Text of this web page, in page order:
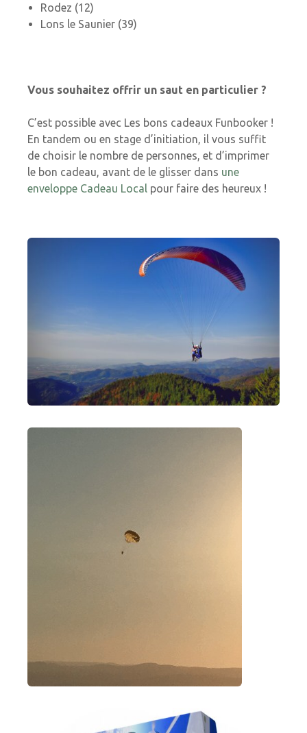
Rodez (12)
Lons le Saunier (39)
Vous souhaitez offrir un saut en particulier ?
C’est possible avec Les bons cadeaux Funbooker !
En tandem ou en stage d’initiation, il vous suffit
de choisir le nombre de personnes, et d’imprimer
le bon cadeau, avant de le glisser dans une
enveloppe Cadeau Local pour faire des heureux !